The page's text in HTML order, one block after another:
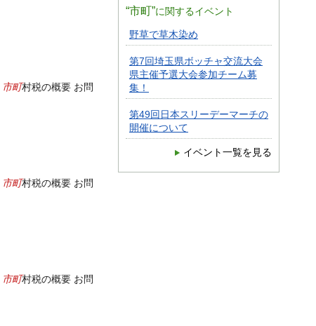
“市町”に関するイベント
野草で草木染め
第7回埼玉県ボッチャ交流大会
県主催予選大会参加チーム募
集！
第49回日本スリーデーマーチの
開催について
イベント一覧を見る
市町村税の概要 お問
市町村税の概要 お問
市町村税の概要 お問